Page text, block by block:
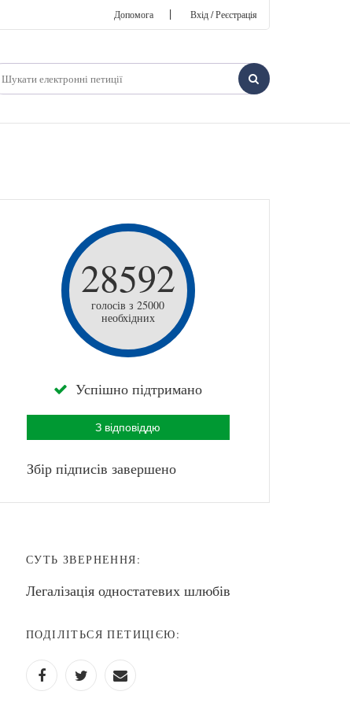
Допомога | Вхід / Реєстрація
28592
голосів з 25000
необхідних
Успішно підтримано
З відповіддю
Збір підписів завершено
СУТЬ ЗВЕРНЕННЯ:
Легалізація одностатевих шлюбів
ПОДІЛІТЬСЯ ПЕТИЦІЄЮ: